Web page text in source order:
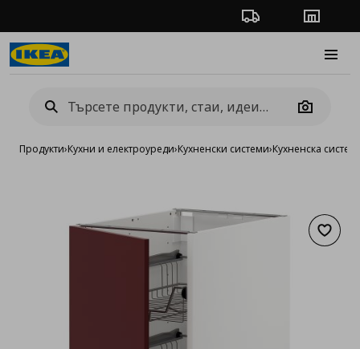
Проследяване на
Camera
Продукти›Кухни и електроуреди›Кухненски системи›Кухненска